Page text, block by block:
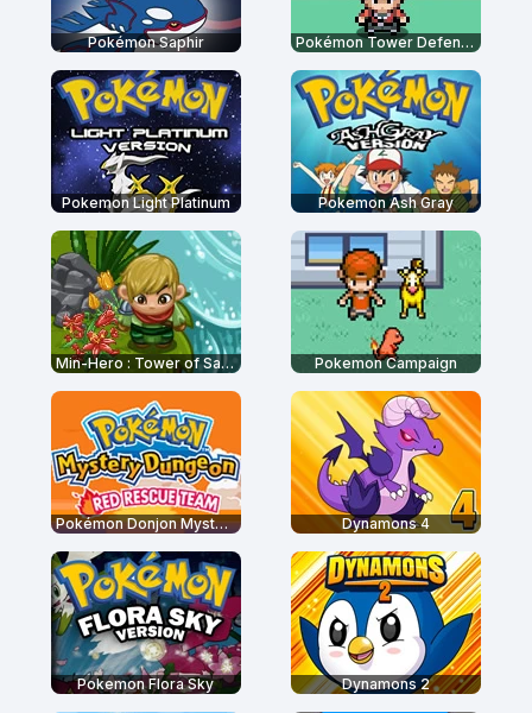
Pokémon Saphir Pokémon Tower Defense 2
Pokemon Light Platinum Pokemon Ash Gray
Min-Hero : Tower of Sages Pokemon Campaign
Pokémon Donjon Mystère : Equipe de Secours Rouge Dynamons 4
Pokemon Flora Sky Dynamons 2